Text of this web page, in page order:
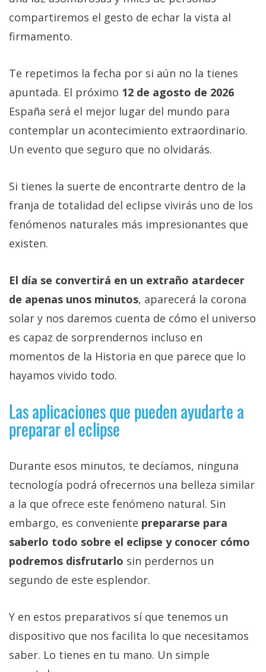
compartiremos el gesto de echar la vista al
firmamento.
Te repetimos la fecha por si aún no la tienes
apuntada. El próximo 12 de agosto de 2026
España será el mejor lugar del mundo para
contemplar un acontecimiento extraordinario.
Un evento que seguro que no olvidarás.
Si tienes la suerte de encontrarte dentro de la
franja de totalidad del eclipse vivirás uno de los
fenómenos naturales más impresionantes que
existen.
El día se convertirá en un extraño atardecer
de apenas unos minutos, aparecerá la corona
solar y nos daremos cuenta de cómo el universo
es capaz de sorprendernos incluso en
momentos de la Historia en que parece que lo
hayamos vivido todo.
Las aplicaciones que pueden ayudarte a
preparar el eclipse
Durante esos minutos, te decíamos, ninguna
tecnología podrá ofrecernos una belleza similar
a la que ofrece este fenómeno natural. Sin
embargo, es conveniente prepararse para
saberlo todo sobre el eclipse y conocer cómo
podremos disfrutarlo sin perdernos un
segundo de este esplendor.
Y en estos preparativos sí que tenemos un
dispositivo que nos facilita lo que necesitamos
saber. Lo tienes en tu mano. Un simple